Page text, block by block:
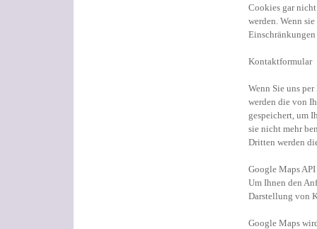
Cookies gar
werden. Wenn
Kontaktformular
Wenn Sie uns
werden die von
gespeichert, um
sie nicht mehr
Dritten werden
Google Maps API
Um Ihnen den
Darstellung von
Google Maps